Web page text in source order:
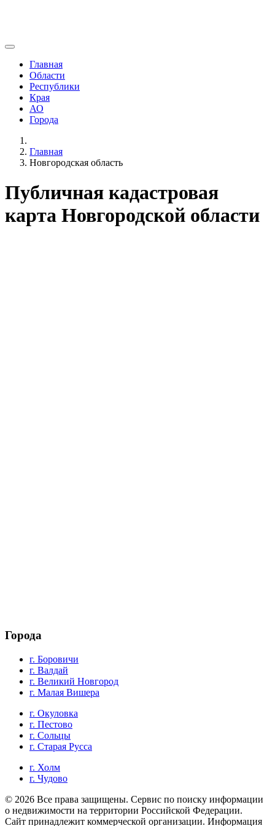
Главная
Области
Республики
Края
АО
Города
Главная
Новгородская область
Публичная кадастровая
карта Новгородской области
Города
г. Боровичи
г. Валдай
г. Великий Новгород
г. Малая Вишера
г. Окуловка
г. Пестово
г. Сольцы
г. Старая Русса
г. Холм
г. Чудово
© 2026 Все права защищены. Cервис по поиску информации
о недвижимости на территории Российской Федерации.
Сайт принадлежит коммерческой организации. Информация